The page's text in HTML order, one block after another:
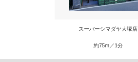
スーパーシマダヤ大塚店
約75m／1分